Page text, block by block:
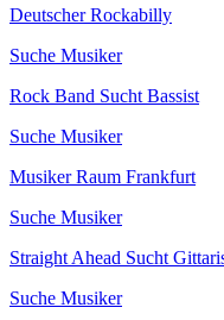
Deutscher Rockabilly
Suche Musiker
Rock Band Sucht Bassist
Suche Musiker
Musiker Raum Frankfurt
Suche Musiker
Straight Ahead Sucht
Suche Musiker